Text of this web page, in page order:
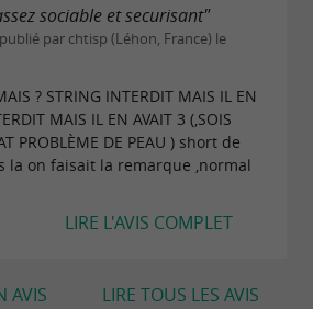
sociable et securisant"
par chtisp (Léhon, France) le
? STRING INTERDIT MAIS IL EN
MAIS IL EN AVAIT 3 (,SOIS
PROBLÈME DE PEAU ) short de
la on faisait la remarque ,normal
LIRE L'AVIS COMPLET
LIRE TOUS LES AVIS
AVIS